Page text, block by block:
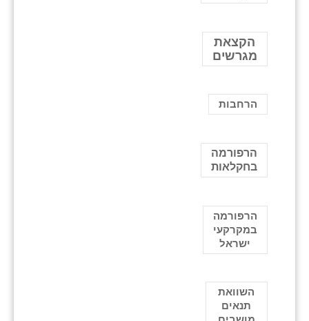
הקצאת
מגרשים
הרחבות
הרפורמה
בחקלאות
הרפורמה
במקרקעי
ישראל
השוואת
תנאים